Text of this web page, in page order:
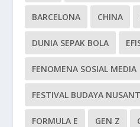
BARCELONA CHINA
DUNIA SEPAK BOLA
FENOMENA SOSIAL MEDIA
FESTIVAL BUDAYA
FORMULA E GEN Z